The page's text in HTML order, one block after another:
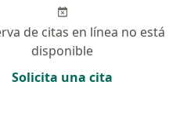
de citas en línea no está
disponible
Solicita una cita